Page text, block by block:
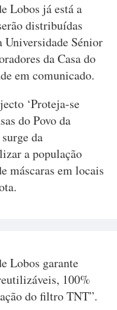
Lobos já está a
distribuídas
Universidade Sénior
da Casa do
em comunicado.
‘Proteja-se
do Povo da
da
a população
máscaras em locais
Lobos garante
100%
do filtro TNT”.